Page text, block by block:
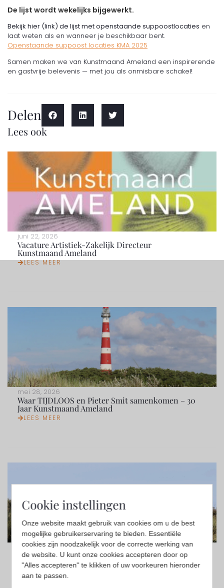
De lijst wordt wekelijks bijgewerkt.
Bekijk hier (link) de lijst met openstaande suppoostlocaties en
laat weten als en wanneer je beschikbaar bent.
Openstaande suppoost locaties KMA 2025
Samen maken we van Kunstmaand Ameland een inspirerende
en gastvrije belevenis — met jou als onmisbare schakel!
Delen
Lees ook
juni 22, 2026
Vacature Artistiek-Zakelijk Directeur
Kunstmaand Ameland
LEES MEER
mei 28, 2026
Waar TIJDLOOS en Pieter Smit samenkomen – 30
Jaar Kunstmaand Ameland
LEES MEER
april 13, 2026
Kunst, Cultuur en Natuur in Harmonie: Een paar
vragen aan Renee Korbee over Kunstmaand
Ameland
LEES MEER
Cookie instellingen
Onze website maakt gebruik van cookies om u de best
mogelijke gebruikerservaring te bieden. Essentiële
cookies zijn noodzakelijk voor de correcte werking van
de website. U kunt onze cookies accepteren door op
"Alles accepteren" te klikken of uw voorkeuren hieronder
aan te passen.